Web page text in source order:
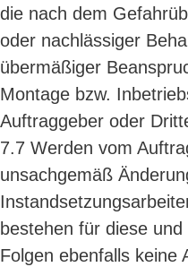
die nach dem
oder nachlässiger
übermäßiger
Montage bzw.
Auftraggeber oder
7.7 Werden vom
unsachgemäß
bestehen für diese
Folgen ebenfalls keine